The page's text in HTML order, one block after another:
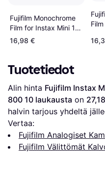
Fujifilm Monochrome
Film for Instax Mini 10
Sheets
16,98 €
Tuotetiedot
Alin hinta Fujifilm Instax
800 10 laukausta on
halvin tarjous yhdeltä
Vertaa:
Fujifilm Analogiset
Fujifilm Välittömät